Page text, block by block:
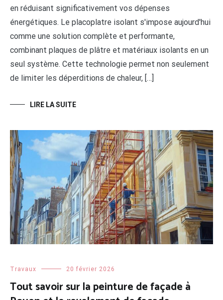
en réduisant significativement vos dépenses
énergétiques. Le placoplatre isolant s'impose aujourd'hui
comme une solution complète et performante,
combinant plaques de plâtre et matériaux isolants en un
seul système. Cette technologie permet non seulement
de limiter les déperditions de chaleur, […]
LIRE LA SUITE
Travaux 20 février 2026
Tout savoir sur la peinture de façade à